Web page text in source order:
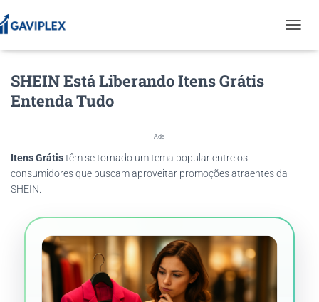
O
N
SHEIN Está Liberando Itens Grátis
Entenda Tudo
Ads
Itens Grátistêm se tornado um tema popular entre os
consumidores que buscam aproveitar promoções atraentes da
SHEIN.